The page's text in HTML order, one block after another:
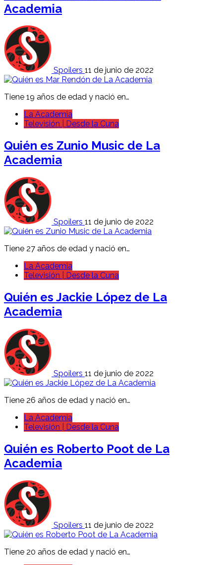
Academia
Spoilers 11 de junio de 2022
Tiene 19 años de edad y nació en…
La Academia
Televisión | Desde la Cuna
Quién es Zunio Music de La
Academia
Spoilers 11 de junio de 2022
Tiene 27 años de edad y nació en…
La Academia
Televisión | Desde la Cuna
Quién es Jackie López de La
Academia
Spoilers 11 de junio de 2022
Tiene 26 años de edad y nació en…
La Academia
Televisión | Desde la Cuna
Quién es Roberto Poot de La
Academia
Spoilers 11 de junio de 2022
Tiene 20 años de edad y nació en…